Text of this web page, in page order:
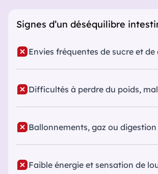
Signes d’un déséquilibre
Envies fréquentes de sucre et de
Difficultés à perdre du poids,
Ballonnements, gaz ou
Faible énergie et sensation de